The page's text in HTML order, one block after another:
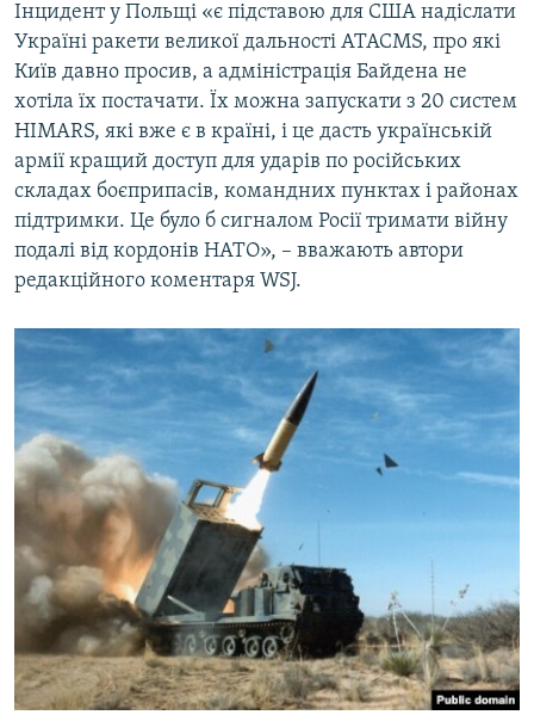
Інцидент у Польщі «є підставою для США надіслати
Україні ракети великої дальності ATACMS, про які
Київ давно просив, а адміністрація Байдена не
хотіла їх постачати. Їх можна запускати з 20 систем
HIMARS, які вже є в країні, і це дасть українській
армії кращий доступ для ударів по російських
складах боєприпасів, командних пунктах і районах
підтримки. Це було б сигналом Росії тримати війну
подалі від кордонів НАТО», – вважають автори
редакційного коментаря WSJ.